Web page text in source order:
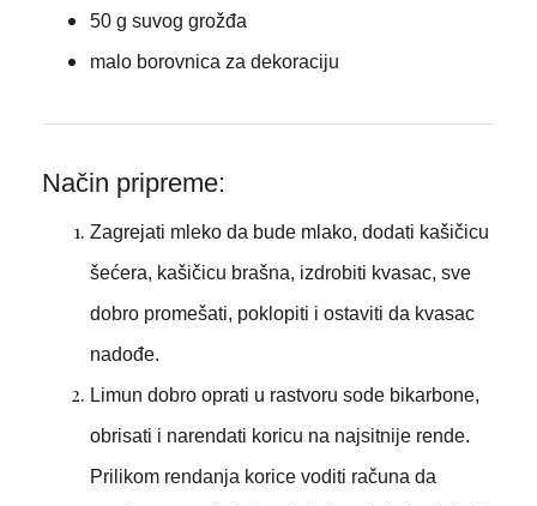
50 g suvog grožđa
malo borovnica za dekoraciju
Način pripreme:
Zagrejati mleko da bude mlako, dodati kašičicu
šećera, kašičicu brašna, izdrobiti kvasac, sve
dobro promešati, poklopiti i ostaviti da kvasac
nadođe.
Limun dobro oprati u rastvoru sode bikarbone,
obrisati i narendati koricu na najsitnije rende.
Prilikom rendanja korice voditi računa da